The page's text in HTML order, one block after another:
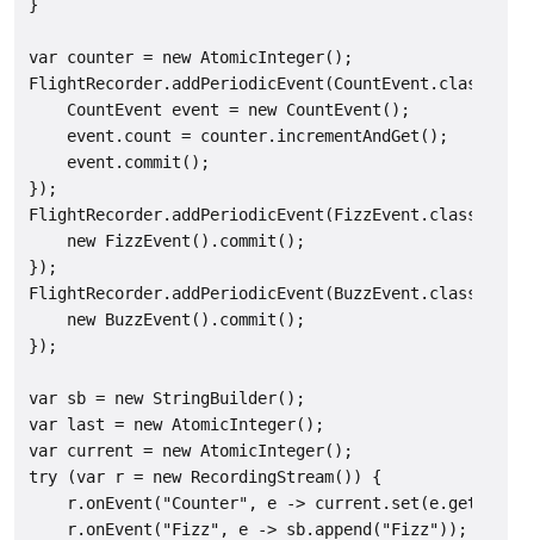
}
var counter = new AtomicInteger();
FlightRecorder.addPeriodicEvent(CountEvent.class,
    CountEvent event = new CountEvent();
    event.count = counter.incrementAndGet();
    event.commit();
});
FlightRecorder.addPeriodicEvent(FizzEvent.class, ()
    new FizzEvent().commit();
});
FlightRecorder.addPeriodicEvent(BuzzEvent.class, ()
    new BuzzEvent().commit();
});
var sb = new StringBuilder();
var last = new AtomicInteger();
var current = new AtomicInteger();
try (var r = new RecordingStream()) {
r.onEvent("Counter", e ->
    r.onEvent("Fizz", e -> sb.append("Fizz"));